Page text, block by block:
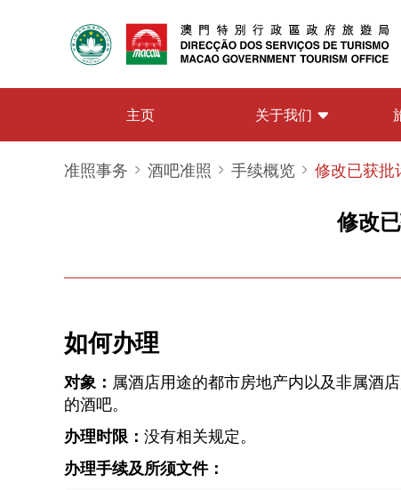
主页 关于我们
准照事务 酒吧准照 手续概览 修改已获批
修改
如何办理
对象： 属酒店用途的都市房地产内以及非属酒
的酒吧。
办理时限： 没有相关规定。
办理手续及所须文件：